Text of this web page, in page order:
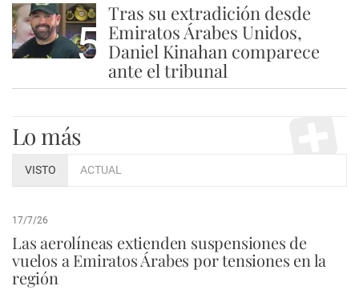
5
Tras su extradición desde
Emiratos Árabes Unidos,
Daniel Kinahan comparece
ante el tribunal
Lo más
VISTO ACTUAL
17/7/26
Las aerolíneas extienden suspensiones de
vuelos a Emiratos Árabes por tensiones en la
región